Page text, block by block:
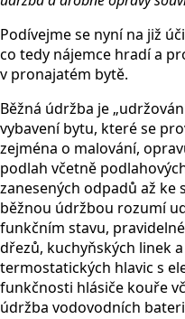
Podívejme se nyní na již
co tedy nájemce hradí a
v pronajatém bytě.
Běžná údržba je
vybavení bytu, které se
zejména o malování,
podlah včetně
zanesených odpadů až ke
běžnou údržbou rozumí
funkčním stavu,
dřezů, kuchyňských linek
termostatických hlavic s
funkčnosti hlásiče kouře
údržba vodovodních